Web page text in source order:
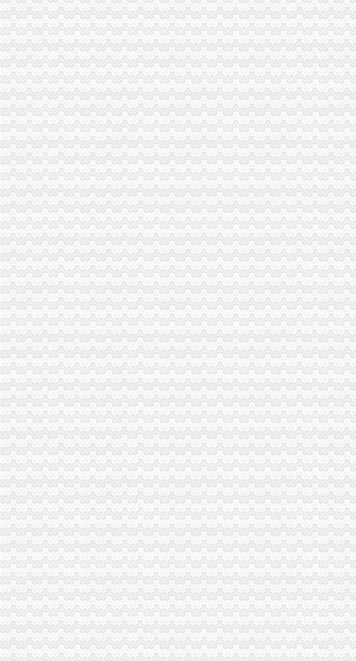
重庆燃气：2017年第一季度报告_重庆燃气（）_公告正文_财
金融街控股股份有限公司公开发行2009年第一期公司券募集说明书摘
重庆市沙坪坝区信诚橡胶制品厂2017招聘信息_电话_地址-中华英才网
重庆燃气：2017年半年度报告（2017-08-30）_重庆燃气（）
证券日报-重庆燃气集团股份有限公司2017年第一季度报告正文